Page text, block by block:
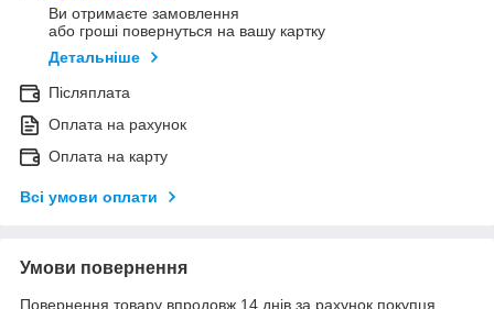
Ви отримаєте замовлення
або гроші повернуться на вашу картку
Детальніше
Післяплата
Оплата на рахунок
Оплата на карту
Всі умови оплати
Умови повернення
Повернення товару впродовж 14 днів за рахунок покупця